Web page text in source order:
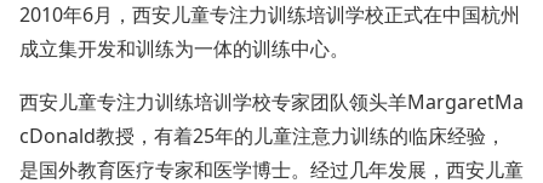
2010年6月，西安儿童专注力训练培训学校正式在中国杭州
成立集开发和训练为一体的训练中心。
西安儿童专注力训练培训学校专家团队领头羊MargaretMa
cDonald教授，有着25年的儿童注意力训练的临床经验，
是国外教育医疗专家和医学博士。经过几年发展，西安儿童